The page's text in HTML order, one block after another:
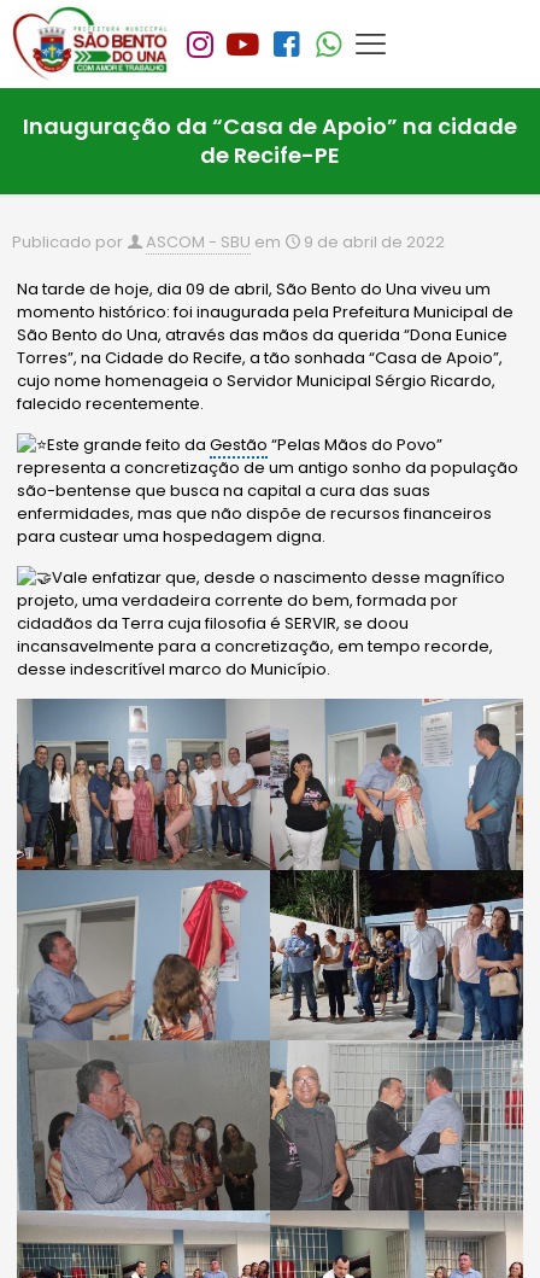
Inauguração da “Casa de Apoio” na cidade
de Recife-PE
Publicado por ASCOM - SBU em 9 de abril de 2022
Na tarde de hoje, dia 09 de abril, São Bento do Una viveu um
momento histórico: foi inaugurada pela Prefeitura Municipal de
São Bento do Una, através das mãos da querida “Dona Eunice
Torres”, na Cidade do Recife, a tão sonhada “Casa de Apoio”,
cujo nome homenageia o Servidor Municipal Sérgio Ricardo,
falecido recentemente.
Este grande feito daGestão “Pelas Mãos do Povo”
representa a concretização de um antigo sonho da população
são-bentense que busca na capital a cura das suas
enfermidades, mas que não dispõe de recursos financeiros
para custear uma hospedagem digna.
Vale enfatizar que, desde o nascimento desse magnífico
projeto, uma verdadeira corrente do bem, formada por
cidadãos da Terra cuja filosofia é SERVIR, se doou
incansavelmente para a concretização, em tempo recorde,
desse indescritível marco do Município.